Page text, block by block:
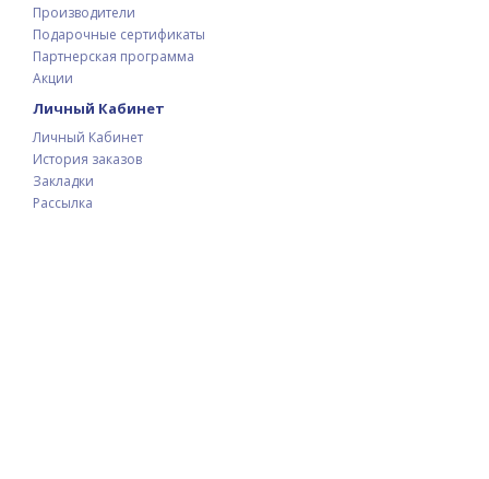
Производители
Подарочные сертификаты
Партнерская программа
Акции
Личный Кабинет
Личный Кабинет
История заказов
Закладки
Рассылка